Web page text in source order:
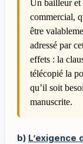
Un bailleur et
commercial,
être
adressé par
effets : la
télécopié la
qu’il soit
manuscrite.
b) L’exigence